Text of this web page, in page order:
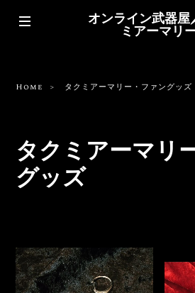
オンライン武器
ミアーマリ
Home タクミアーマリー・ファングッズ
タクミアーマリ
グッズ